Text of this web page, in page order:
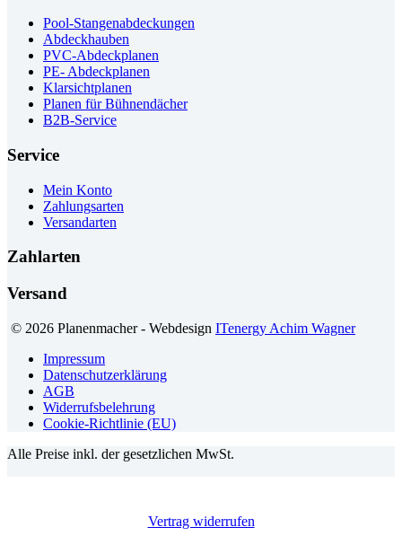
Pool-Stangenabdeckungen
Abdeckhauben
PVC-Abdeckplanen
PE- Abdeckplanen
Klarsichtplanen
Planen für Bühnendächer
B2B-Service
Service
Mein Konto
Zahlungsarten
Versandarten
Zahlarten
Versand
© 2026 Planenmacher - Webdesign ITenergy Achim Wagner
Impressum
Datenschutzerklärung
AGB
Widerrufsbelehrung
Cookie-Richtlinie (EU)
Alle Preise inkl. der gesetzlichen MwSt.
Vertrag widerrufen